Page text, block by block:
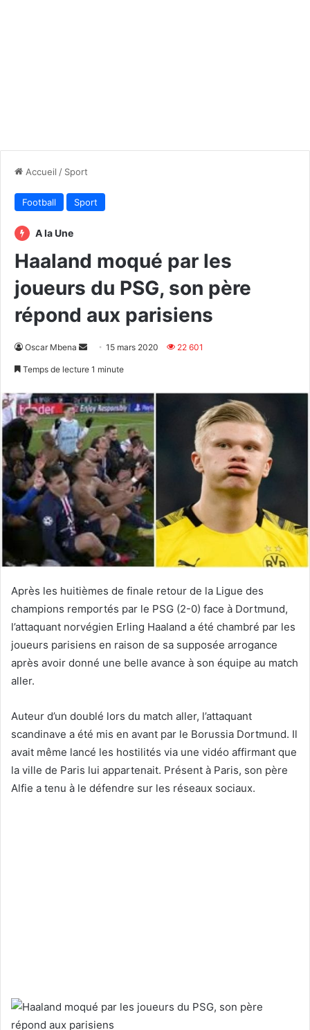
Accueil / Sport
Football Sport
A la Une
Haaland moqué par les
joueurs du PSG, son père
répond aux parisiens
Oscar Mbena
Envoyer15 mars 2020 22 601
Temps de lecture 1 minute
Après les huitièmes de finale retour de la Ligue des
champions remportés par le PSG (2-0) face à Dortmund,
l’attaquant norvégien Erling Haaland a été chambré par les
joueurs parisiens en raison de sa supposée arrogance
après avoir donné une belle avance à son équipe au match
aller.
Auteur d’un doublé lors du match aller, l’attaquant
scandinave a été mis en avant par le Borussia Dortmund. Il
avait même lancé les hostilités via une vidéo affirmant que
la ville de Paris lui appartenait. Présent à Paris, son père
Alfie a tenu à le défendre sur les réseaux sociaux.